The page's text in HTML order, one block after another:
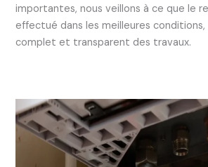
importantes, nous veillons à ce que le
effectué dans les meilleures conditions,
complet et transparent des travaux.